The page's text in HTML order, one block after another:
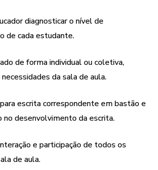
de todos.
diagnosticar o nível de
de cada estudante.
de forma individual ou coletiva,
da sala de aula.
escrita correspondente em bastão e
no desenvolvimento da escrita.
e participação de todos os
de aula.